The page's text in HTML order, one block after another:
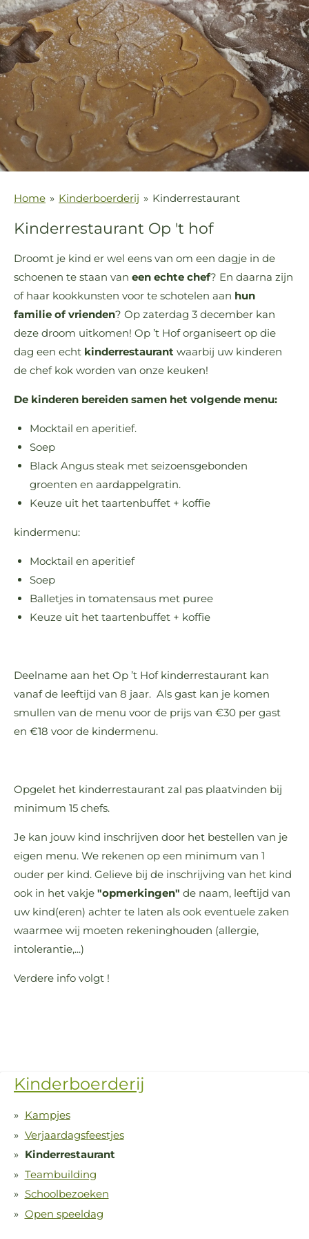
Home » Kinderboerderij » Kinderrestaurant
Kinderrestaurant Op 't hof
Droomt je kind er wel eens van om een dagje in de
schoenen te staan van een echte chef? En daarna zijn
of haar kookkunsten voor te schotelen aan hun
familie of vrienden? Op zaterdag 3 december kan
deze droom uitkomen! Op ’t Hof organiseert op die
dag een echt kinderrestaurant waarbij uw kinderen
de chef kok worden van onze keuken!
De kinderen bereiden samen het volgende menu:
Mocktail en aperitief.
Soep
Black Angus steak met seizoensgebonden
groenten en aardappelgratin.
Keuze uit het taartenbuffet + koffie
kindermenu:
Mocktail en aperitief
Soep
Balletjes in tomatensaus met puree
Keuze uit het taartenbuffet + koffie
Deelname aan het Op ’t Hof kinderrestaurant kan
vanaf de leeftijd van 8 jaar. Als gast kan je komen
smullen van de menu voor de prijs van €30 per gast
en €18 voor de kindermenu.
Opgelet het kinderrestaurant zal pas plaatvinden bij
minimum 15 chefs.
Je kan jouw kind inschrijven door het bestellen van je
eigen menu. We rekenen op een minimum van 1
ouder per kind. Gelieve bij de inschrijving van het kind
ook in het vakje "opmerkingen" de naam, leeftijd van
uw kind(eren) achter te laten als ook eventuele zaken
waarmee wij moeten rekeninghouden (allergie,
intolerantie,...)
Verdere info volgt !
Kinderboerderij
Kampjes
Verjaardagsfeestjes
Kinderrestaurant
Teambuilding
Schoolbezoeken
Open speeldag